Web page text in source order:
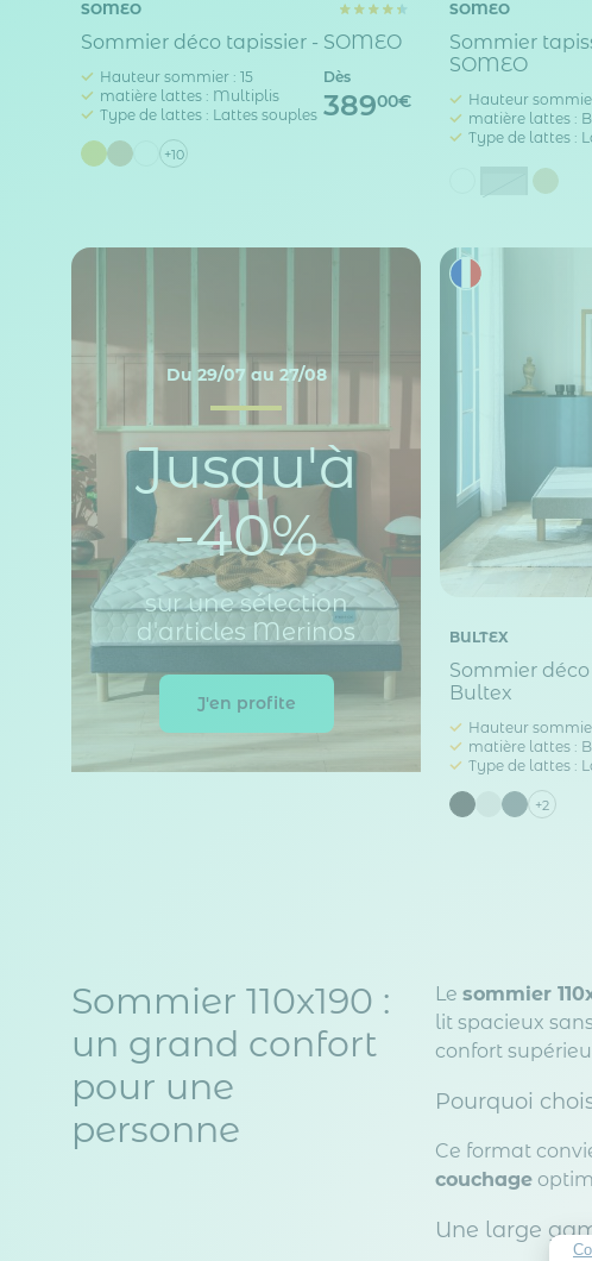
SOMEO
Sommier déco tapissier - SOMEO
Hauteur sommier : 15
matière lattes : Multiplis
Type de lattes : Lattes souples
+10
Dès
38900€
SOMEO
Sommier
SOMEO
Hauteur
matière lattes :
Type de lattes :
Gris
Du 29/07 au 27/08
Jusqu'à
-40%
sur une sélection
d'articles Merinos
J'en profite
BULTEX
Sommier
Bultex
Hauteur
matière lattes :
Type de lattes :
+2
Sommier 110x190 :
un grand confort
pour une
personne
Le sommier
lit spacieux
confort
Pourquoi
Ce format
couchage
Une large